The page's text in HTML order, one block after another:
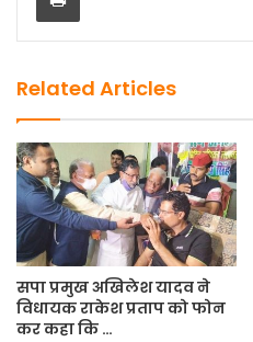
o
k
o
Related Articles
सपा प्रमुख अखिलेश यादव ने
विधायक राकेश प्रताप को फोन
कर कहा कि …